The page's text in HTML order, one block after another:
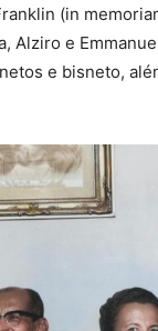
(in
Alziro e
e bisneto,